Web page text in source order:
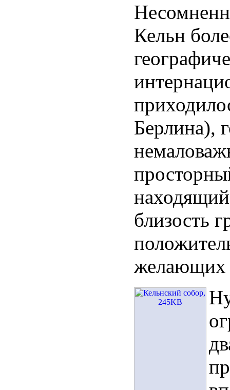
Кельн
Берлина),
близость
желающих